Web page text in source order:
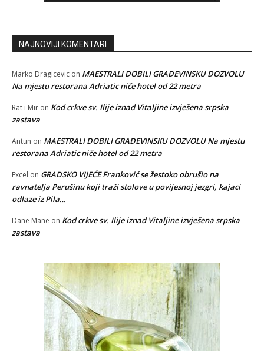
NAJNOVIJI KOMENTARI
Marko Dragicevic on MAESTRALI DOBILI GRAĐEVINSKU DOZVOLU
Na mjestu restorana Adriatic niče hotel od 22 metra
Rat i Mir on Kod crkve sv. Ilije iznad Vitaljine izvješena srpska
zastava
Antun on MAESTRALI DOBILI GRAĐEVINSKU DOZVOLU Na mjestu
restorana Adriatic niče hotel od 22 metra
Excel on GRADSKO VIJEĆE Franković se žestoko obrušio na
ravnatelja Perušinu koji traži stolove u povijesnoj jezgri, kajaci
odlaze iz Pila…
Dane Mane on Kod crkve sv. Ilije iznad Vitaljine izvješena srpska
zastava